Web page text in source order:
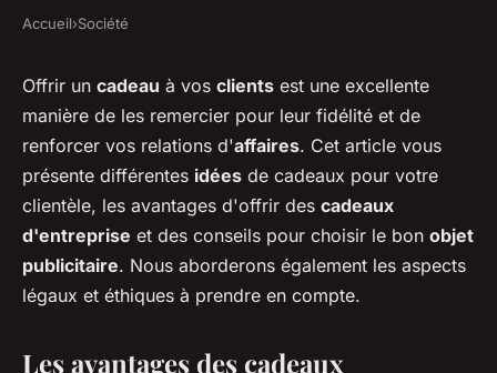
Un cadeau pour vos clients
dans l'entreprise
michelle•22 juin 2023•7 min de lecture
Accueil›Société
Offrir un cadeau à vos clients est une excellente
manière de les remercier pour leur fidélité et de
renforcer vos relations d'affaires. Cet article vous
présente différentes idées de cadeaux pour votre
clientèle, les avantages d'offrir des cadeaux
d'entreprise et des conseils pour choisir le bon objet
publicitaire. Nous aborderons également les aspects
légaux et éthiques à prendre en compte.
Les avantages des cadeaux